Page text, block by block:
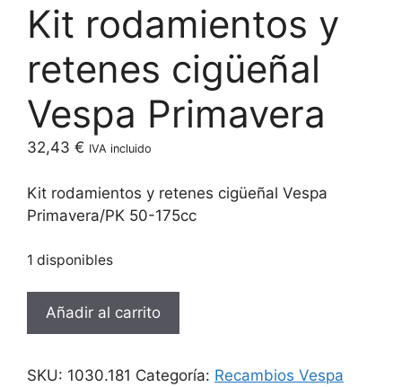
Kit rodamientos y
retenes cigüeñal
Vespa Primavera
32,43 € IVA incluido
Kit rodamientos y retenes cigüeñal Vespa
Primavera/PK 50-175cc
1 disponibles
rodamientos
retenes
Añadir al carrito
SKU: 1030.181 Categoría: Recambios Vespa